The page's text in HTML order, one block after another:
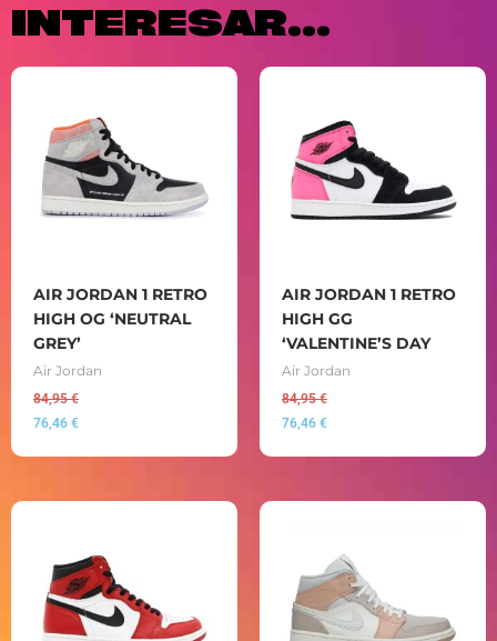
INTERESAR...
AIR JORDAN 1 RETRO
HIGH OG ‘NEUTRAL
GREY’
Air Jordan
84,95€
76,46 €
AIR JORDAN 1 RETRO
HIGH GG
‘VALENTINE’S DAY
Air Jordan
84,95€
76,46 €